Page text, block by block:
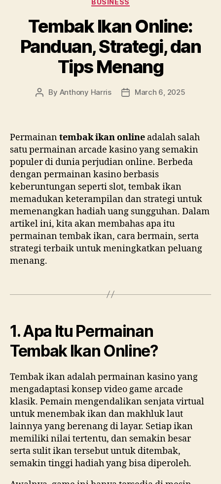
Tembak Ikan Online:
Panduan, Strategi, dan
Tips Menang
Post
By Anthony Harris
PostMarch 6, 2025
Permainantembak ikan online adalah salah
satu permainan arcade kasino yang semakin
populer di dunia perjudian online. Berbeda
dengan permainan kasino berbasis
keberuntungan seperti slot, tembak ikan
memadukan keterampilan dan strategi untuk
memenangkan hadiah uang sungguhan. Dalam
artikel ini, kita akan membahas apa itu
permainan tembak ikan, cara bermain, serta
strategi terbaik untuk meningkatkan peluang
menang.
1. Apa Itu Permainan
Tembak Ikan Online?
Tembak ikan adalah permainan kasino yang
mengadaptasi konsep video game arcade
klasik. Pemain mengendalikan senjata virtual
untuk menembak ikan dan makhluk laut
lainnya yang berenang di layar. Setiap ikan
memiliki nilai tertentu, dan semakin besar
serta sulit ikan tersebut untuk ditembak,
semakin tinggi hadiah yang bisa diperoleh.